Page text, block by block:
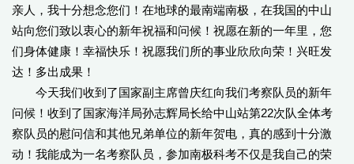
亲人，我十分想念您们！在地球的最南端南极，在我国的中山
站向您们致以衷心的新年祝福和问候！祝愿在新的一年里，您
们身体健康！幸福快乐！祝愿我们所的事业欣欣向荣！兴旺发
达！多出成果！
今天我们收到了国家副主席曾庆红向我们考察队员的新年
问候！收到了国家海洋局孙志辉局长给中山站第22次队全体考
察队员的慰问信和其他兄弟单位的新年贺电，真的感到十分激
动！我能成为一名考察队员，参加南极科考不仅是我自己的荣